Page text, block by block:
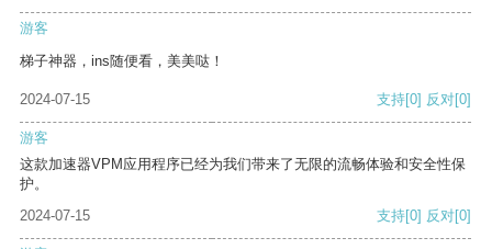
游客
梯子神器，ins随便看，美美哒！
2024-07-15 支持[0] 反对[0]
游客
这款加速器VPM应用程序已经为我们带来了无限的流畅体验和安全性保
护。
2024-07-15
支持[0] 反对[0]